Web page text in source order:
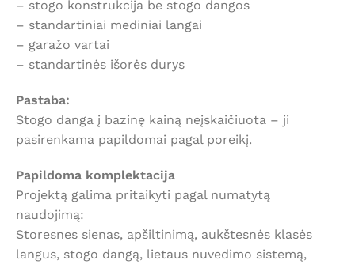
– stogo konstrukcija be stogo dangos
– standartiniai mediniai langai
– garažo vartai
– standartinės išorės durys
Pastaba:
Stogo danga į bazinę kainą neįskaičiuota – ji
pasirenkama papildomai pagal poreikį.
Papildoma komplektacija
Projektą galima pritaikyti pagal numatytą
naudojimą:
Storesnes sienas, apšiltinimą, aukštesnės klasės
langus, stogo dangą, lietaus nuvedimo sistemą,